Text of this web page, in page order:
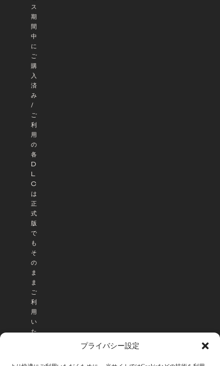
プライバシー設定
ス
期
間
中
に
ご
購
入
済
み
/
ご
利
用
の
各
D
L
C
は
正
式
版
で
も
そ
の
ま
ま
ご
利
用
い
た